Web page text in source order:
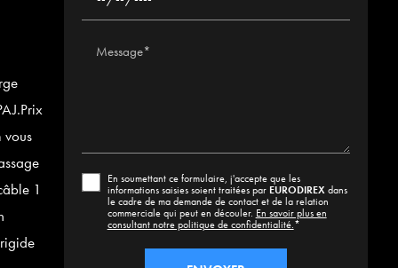
vous
1
Message*
En soumettant ce formulaire, j'accepte que les
informations saisies soient traitées par EURODIREXdans
le cadre de ma demande de contact et de la relation
commerciale qui peut en découler. En savoir plus en
consultant notre politique de confidentialité.*